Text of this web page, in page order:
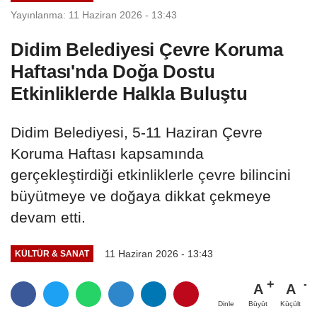
Yayınlanma: 11 Haziran 2026 - 13:43
Didim Belediyesi Çevre Koruma
Haftası'nda Doğa Dostu
Etkinliklerde Halkla Buluştu
Didim Belediyesi, 5-11 Haziran Çevre
Koruma Haftası kapsamında
gerçekleştirdiği etkinliklerle çevre bilincini
büyütmeye ve doğaya dikkat çekmeye
devam etti.
KÜLTÜR & SANAT 11 Haziran 2026 - 13:43
Dinle
A
Büyüt
A
Küçült